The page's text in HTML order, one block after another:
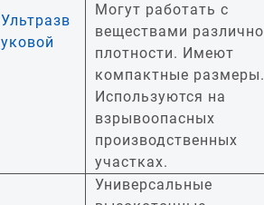
Ультразв
уковой
Могут работать с
веществами
плотности. Имеют
компактные размеры.
Используются на
взрывоопасных
производственных
участках.
Универсальные